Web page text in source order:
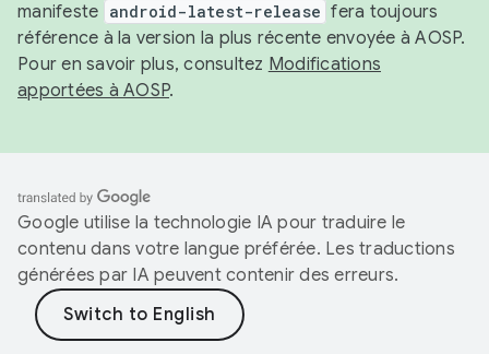
manifeste android-latest-release fera toujours
référence à la version la plus récente envoyée à AOSP.
Pour en savoir plus, consultez Modifications
apportées à AOSP.
Google utilise la technologie IA pour traduire le
contenu dans votre langue préférée. Les traductions
générées par IA peuvent contenir des erreurs.